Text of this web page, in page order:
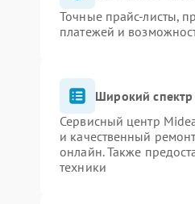
Точные прайс-листы,
платежей и
Широкий спектр
Сервисный центр
и качественный
онлайн. Также
техники